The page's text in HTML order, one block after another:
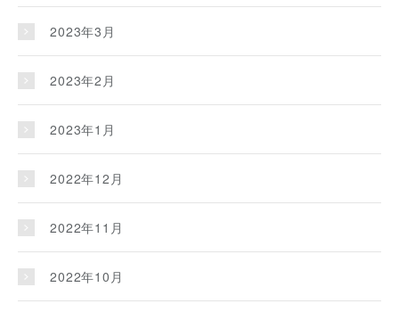
2023年3月
2023年2月
2023年1月
2022年12月
2022年11月
2022年10月